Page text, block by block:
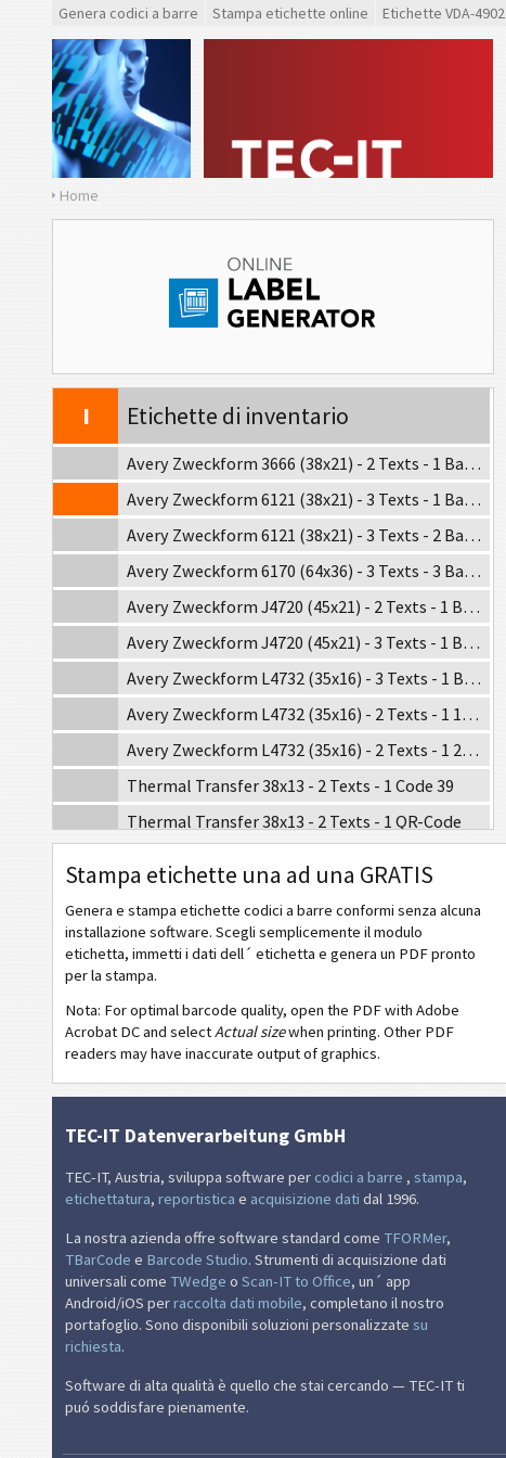
Genera codici a barre Stampa etichette online Etichette VDA-4902
Home
GS1
Etichette GS1
O
Odette
G
Galia
Etichette MAT
I
Etichette di inventario
Avery Zweckform 3666 (38x21) - 2 Texts - 1 Barcode
Avery Zweckform 6121 (38x21) - 3 Texts - 1 Barcode
Avery Zweckform 6121 (38x21) - 3 Texts - 2 Barcodes
Avery Zweckform 6170 (64x36) - 3 Texts - 3 Barcodes
Avery Zweckform J4720 (45x21) - 2 Texts - 1 Barcode
Avery Zweckform J4720 (45x21) - 3 Texts - 1 Barcode
Avery Zweckform L4732 (35x16) - 3 Texts - 1 Barcode
Avery Zweckform L4732 (35x16) - 2 Texts - 1 1D Barcode
Avery Zweckform L4732 (35x16) - 2 Texts - 1 2D Barcode
Thermal Transfer 38x13 - 2 Texts - 1 Code 39
Thermal Transfer 38x13 - 2 Texts - 1 QR-Code
Thermal Transfer 38x19 - 2 Texts - 1 Code 128
Thermal Transfer 38x19 - 3 Texts - 1 QR-Code - 1 Code 39
Thermal Transfer 51x25 - 2 Texts - 1 Code 128
Thermal Transfer 51x25 - 2 Texts - 1 QR-Code
€
Mandato SEPA
₣
QR-fattura svizzera
M
Miscellanea
Stampa etichette una ad una GRATIS
Genera e stampa etichette codici a barre conformi senza alcuna
installazione software. Scegli semplicemente il modulo
etichetta, immetti i dati dell´ etichetta e genera un PDF pronto
per la stampa.
Nota: For optimal barcode quality, open the PDF with Adobe
Acrobat DC and selectActual sizewhen printing. Other PDF
readers may have inaccurate output of graphics.
TEC-IT Datenverarbeitung GmbH
TEC-IT, Austria, sviluppa software per codici a barre , stampa,
etichettatura, reportistica e acquisizione dati dal 1996.
La nostra azienda offre software standard come TFORMer,
TBarCode e Barcode Studio. Strumenti di acquisizione dati
universali come TWedge o Scan-IT to Office, un´ app
Android/iOS perraccolta dati mobile, completano il nostro
portafoglio. Sono disponibili soluzioni personalizzate su
richiesta.
Software di alta qualità è quello che stai cercando — TEC-IT ti
puó soddisfare pienamente.